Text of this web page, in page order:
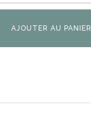
AJOUTER AU PANIER